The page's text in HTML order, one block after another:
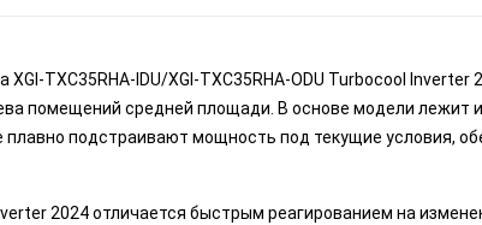
XGI-TXC35RHA-IDU/XGI-TXC35RHA-ODU Turbocool
помещений средней площади. В основе модели лежит
плавно подстраивают мощность под текущие условия,
2024 отличается быстрым реагированием на